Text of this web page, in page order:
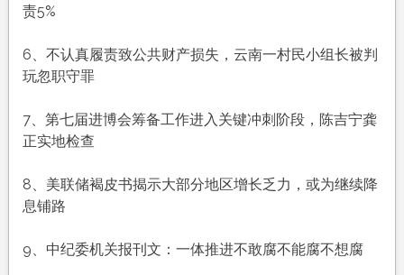
喜
责5%
6、不认真履责致公共财产损失，云南一村民小组长被判
玩忽职守罪
7、第七届进博会筹备工作进入关键冲刺阶段，陈吉宁龚
正实地检查
8、美联储褐皮书揭示大部分地区增长乏力，或为继续降
息铺路
9、中纪委机关报刊文：一体推进不敢腐不能腐不想腐